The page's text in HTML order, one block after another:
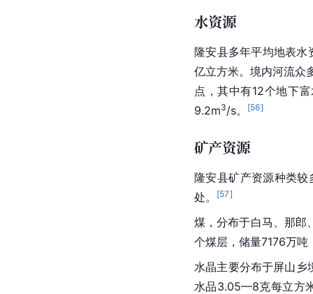
水资源
隆安县多年平均地表水
亿立方米。境内河流众
点，其中有12个地下
9.2m3/s。 [56]
矿产资源
隆安县矿产资源种类
处。
[57]
煤，分布于白马、那郎
个煤层，储量7176万吨
水晶主要分布于屏山乡
水品3.05—8克每立方